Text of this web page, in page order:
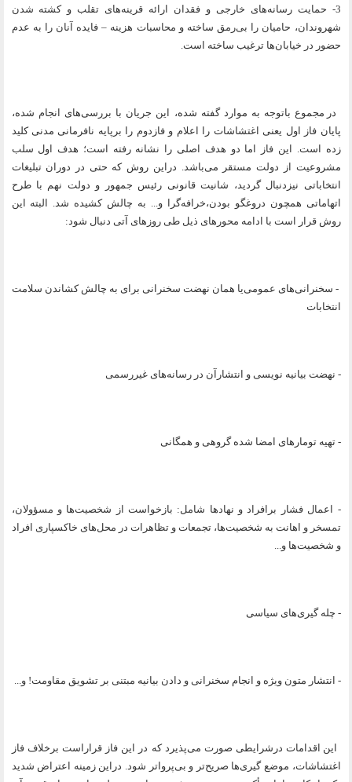
3- حمایت رسانه‌های خارجی و فقدان ارائه قرینه‌های تقلب و کشته شدن
شهروندان، حامیان را بی‌رمق ساخته و محاسبات هزینه – فایده آنان را به عدم
حضور در خیابان‌ها ترغیب ساخته است.
در مجموع باتوجه به موارد گفته شده، این جریان با بررسی‌های انجام شده،
پایان فاز اول یعنی اغتشاشات را اعلام و فازدوم را برپایه نافرمانی مدنی کلید
زده است. این فاز اما دو هدف اصلی را نشانه رفته است؛ هدف اول سلب
مشروعیت از دولت مستقر می‌باشد. دراین روش که حتی در دوران تبليغات
انتخاباتی نیزدنبال گردید، شانیت قانونی رئیس جمهور و دولت نهم با طرح
اتهاماتی همچون دروغگو بودن،خرافه‌گرا و... به چالش کشیده شد. البته این
روش قرار است با ادامه محورهای ذیل طی روزهای آتی دنبال شود:
- سخنرانی‌های عمومی‌یا همان نهضت سخنرانی برای به چالش کشاندن سلامت
انتخابات
- نهضت بیانیه نویسی و انتشارآن در رسانه‌های غیررسمی
- تهیه تومارهای امضا شده گروهی و همگانی
- اعمال فشار برافراد و نهاد‌ها شامل: بازخواست از شخصیت‌ها و مسؤولان،
تمسخر و اهانت به شخصیت‌ها، تجمعات و تظاهرات در محل‌های خاکسپاری افراد
و شخصیت‌ها و...
- چله گیری‌های سیاسی
- انتشار متون ویژه و انجام سخنرانی و دادن بیانیه مبتنی بر تشویق مقاومت! و...
این اقدامات درشرایطی صورت می‌پذیرد که در این فاز قراراست برخلاف فاز
اغتشاشات، موضع گیری‌ها صریح‌تر و بی‌پرواتر شود. دراین زمینه اعتراض شدید